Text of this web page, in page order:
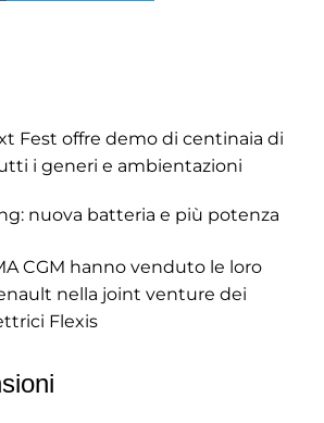
Fest offre demo di centinaia di
i generi e ambientazioni
nuova batteria e più potenza
CGM hanno venduto le loro
nella joint venture dei
Flexis